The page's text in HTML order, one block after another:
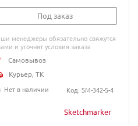
Sketchmarker
Под заказ
менеджеры обязательно свяжутся
и уточнят условия заказа
Самовывоз
Курьер, ТК
Нет в наличии
Код: SM-342-S-4